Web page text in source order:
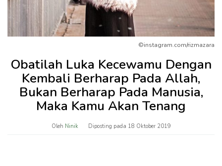
©instagram.com/rizmazara
Obatilah Luka Kecewamu Dengan
Kembali Berharap Pada Allah,
Bukan Berharap Pada Manusia,
Maka Kamu Akan Tenang
Oleh Ninik Diposting pada 18 Oktober 2019